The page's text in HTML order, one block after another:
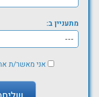
מתעניין ב:
אני מאשר/ת